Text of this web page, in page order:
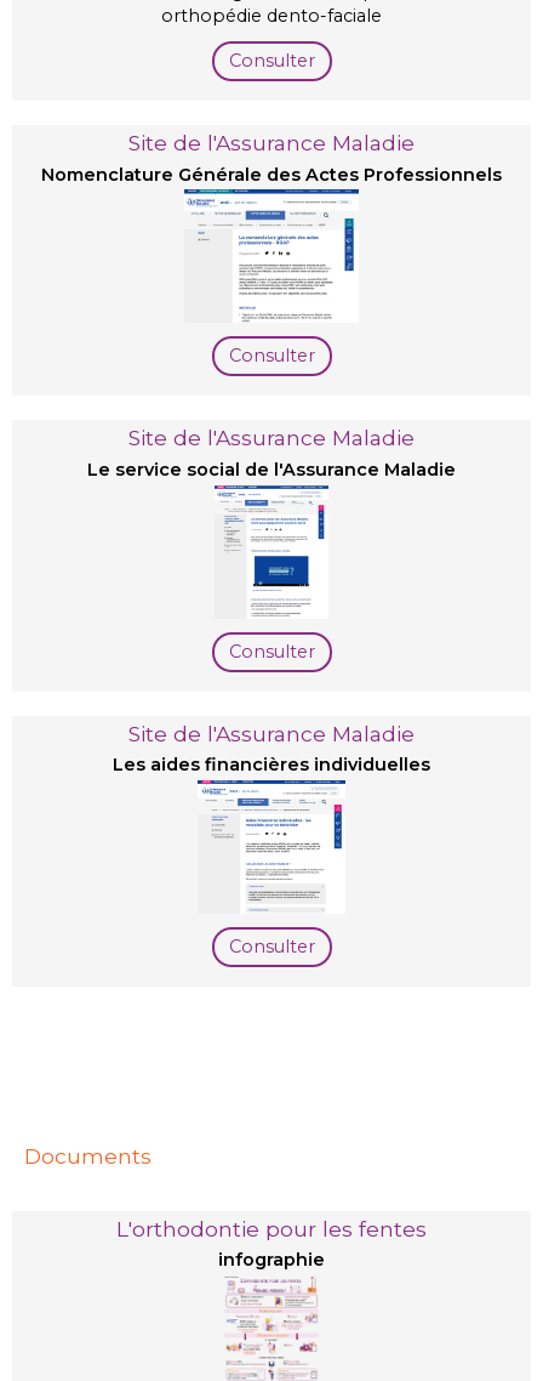
orthopédie dento-faciale
Consulter
Site de l'Assurance Maladie
Nomenclature Générale des Actes Professionnels
Consulter
Site de l'Assurance Maladie
Le service social de l'Assurance Maladie
Consulter
Site de l'Assurance Maladie
Les aides financières individuelles
Consulter
Documents
L'orthodontie pour les fentes
infographie